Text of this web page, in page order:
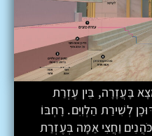
בָּעֲזָרָה, בֵּין עֶזְרַת
לְשִׁירַת הַלְוִיִּם. רָחְבּוֹ
וַחֲצִי אַמָּה בְּעֶזְרַת